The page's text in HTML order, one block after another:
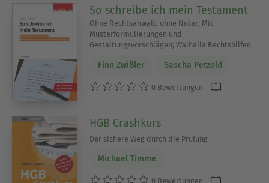
So schreibe ich mein Testament
Ohne Rechtsanwalt, ohne Notar; Mit
Musterformulierungen und
Gestaltungsvorschlägen; Walhalla Rechtshilfen
Finn Zwißler Sascha Petzold
0 Bewertungen
HGB Crashkurs
Der sichere Weg durch die Prüfung
Michael Timme
0 Bewertungen